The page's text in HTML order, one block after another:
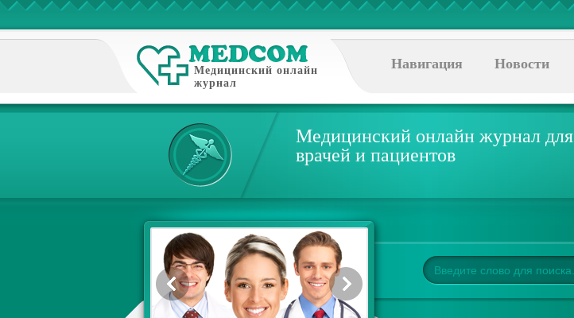
Медицинский онлайн
журнал
Навигация Новости
Медицинский онлайн журнал для
врачей и пациентов